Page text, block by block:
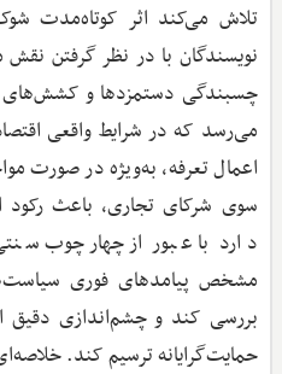
تلاش می‌کند اثر کوتاه‌مدت
نویسندگان با در نظر گرفتن نقش
چسبندگی دستمزدها و کشش‌های
می‌رسد که در شرایط واقعی
اعمال تعرفه، به‌ویژه در صورت
سوی شرکای تجاری، باعث رکود
دارد با عبور از چهارچوب
مشخص پیامدهای فوری
بررسی کند و چشم‌اندازی دقیق
حمایت‌گرایانه ترسیم کند.